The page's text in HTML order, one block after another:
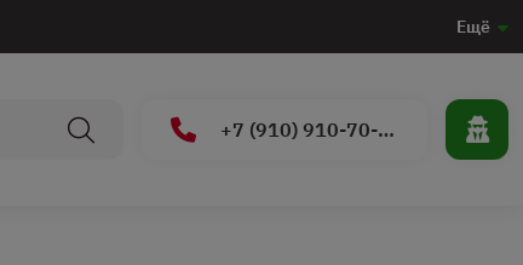
Ещё
+7 (910) 910-70-15